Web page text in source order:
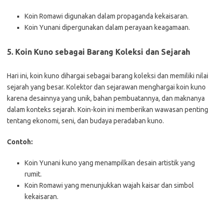
Koin Romawi digunakan dalam propaganda kekaisaran.
Koin Yunani dipergunakan dalam perayaan keagamaan.
5. Koin Kuno sebagai Barang Koleksi dan Sejarah
Hari ini, koin kuno dihargai sebagai barang koleksi dan memiliki nilai
sejarah yang besar. Kolektor dan sejarawan menghargai koin kuno
karena desainnya yang unik, bahan pembuatannya, dan maknanya
dalam konteks sejarah. Koin-koin ini memberikan wawasan penting
tentang ekonomi, seni, dan budaya peradaban kuno.
Contoh:
Koin Yunani kuno yang menampilkan desain artistik yang
rumit.
Koin Romawi yang menunjukkan wajah kaisar dan simbol
kekaisaran.